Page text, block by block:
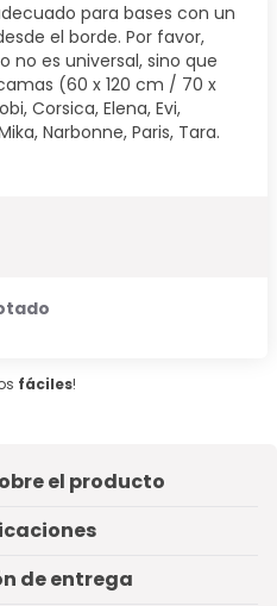
para bases con un
el borde. Por favor,
no es universal, sino que
(60 x 120 cm / 70 x
Corsica, Elena, Evi,
Narbonne, Paris, Tara.
fáciles!
el producto
de entrega